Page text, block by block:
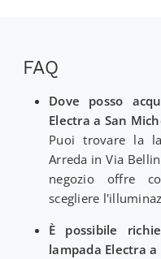
FAQ
Dove posso
Electra a San
Puoi trovare la
Arreda in Via
negozio offre
scegliere
È possibile
lampada Electra a